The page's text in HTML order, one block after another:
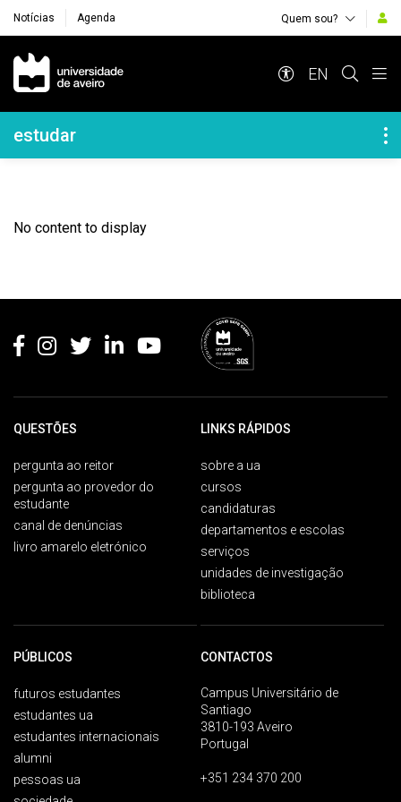
Notícias Agenda Quem sou?
Navegação Principal
EN
Navegação Lateral
estudar
No content to display
QUESTÕES
pergunta ao reitor
pergunta ao provedor do
estudante
canal de denúncias
livro amarelo eletrónico
LINKS RÁPIDOS
sobre a ua
cursos
candidaturas
departamentos e escolas
serviços
unidades de investigação
biblioteca
PÚBLICOS
futuros estudantes
estudantes ua
estudantes internacionais
alumni
pessoas ua
CONTACTOS
Campus Universitário de
Santiago
3810-193 Aveiro
Portugal
+351 234 370 200